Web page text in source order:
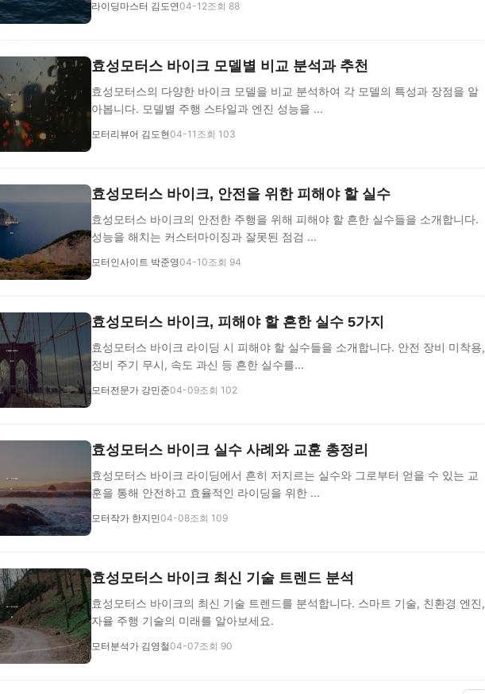
라이딩마스터 김도연04-12조회 88
효성모터스 바이크 모델별 비교 분석과 추천
효성모터스의 다양한 바이크 모델을 비교 분석하여 각 모델의 특성과 장점을 알
아봅니다. 모델별 주행 스타일과 엔진 성능을 ...
모터리뷰어 김도현04-11 조회 103
효성모터스 바이크, 안전을 위한 피해야 할 실수
효성모터스 바이크의 안전한 주행을 위해 피해야 할 흔한 실수들을 소개합니다.
성능을 해치는 커스터마이징과 잘못된 점검 ...
모터인사이트 박준영04-10조회 94
효성모터스 바이크, 피해야 할 흔한 실수 5가지
효성모터스 바이크 라이딩 시 피해야 할 실수들을 소개합니다. 안전 장비 미착용,
정비 주기 무시, 속도 과신 등 흔한 실수를...
모터전문가 강민준04-09조회 102
효성모터스 바이크 실수 사례와 교훈 총정리
효성모터스 바이크 라이딩에서 흔히 저지르는 실수와 그로부터 얻을 수 있는 교
훈을 통해 안전하고 효율적인 라이딩을 위한 ...
모터작가 한지민04-08조회 109
효성모터스 바이크 최신 기술 트렌드 분석
효성모터스 바이크의 최신 기술 트렌드를 분석합니다. 스마트 기술, 친환경 엔진,
자율 주행 기술의 미래를 알아보세요.
모터분석가 김영철04-07조회 90